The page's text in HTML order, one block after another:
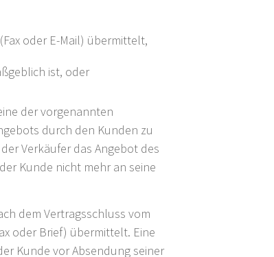
oder E-Mail) übermittelt,
ist, oder
der vorgenannten
durch den Kunden zu
Verkäufer das Angebot des
Kunde nicht mehr an seine
dem Vertragsschluss vom
oder Brief) übermittelt. Eine
Kunde vor Absendung seiner